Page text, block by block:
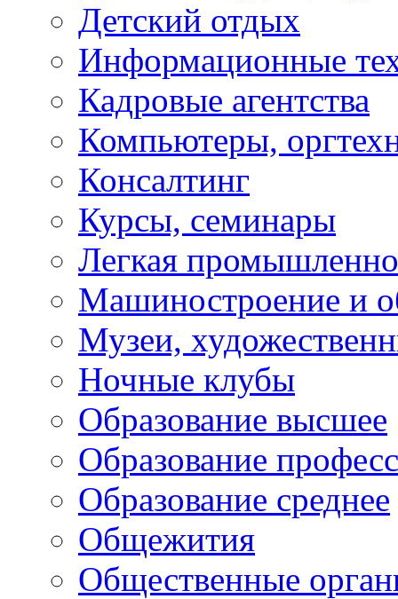
Детский отдых
Информационные
Кадровые агентства
Компьютеры,
Консалтинг
Курсы, семинары
Легкая
Машиностроение и
Музеи,
Ночные клубы
Образование высшее
Образование
Образование среднее
Общежития
Общественные